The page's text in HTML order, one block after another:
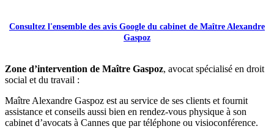
Consultez l'ensemble des avis Google du cabinet de Maître Alexandre
Gaspoz
Zone d’intervention de Maître Gaspoz, avocat spécialisé en droit
social et du travail :
Maître Alexandre Gaspoz est au service de ses clients et fournit
assistance et conseils aussi bien en rendez-vous physique à son
cabinet d’avocats à Cannes que par téléphone ou visioconférence.